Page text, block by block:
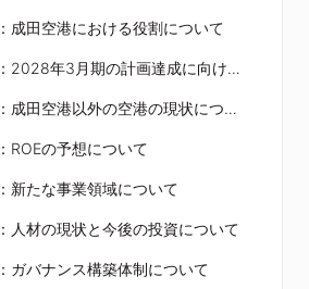
成田空港における役割について
質疑応答：2028年3月期の計画達成に向けた施策について
質疑応答：成田空港以外の空港の現状について
ROEの予想について
新たな事業領域について
人材の現状と今後の投資について
ガバナンス構築体制について